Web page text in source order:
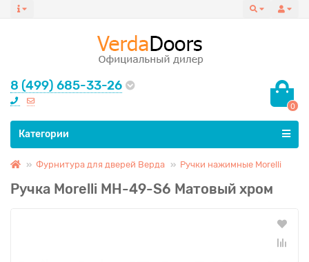
8 (499) 685-33-26
0
Все категории
Категории
Фурнитура для дверей Верда Ручки нажимные Morelli
Ручка Morelli MH-49-S6 Матовый хром